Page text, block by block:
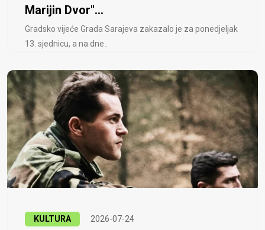
Marijin Dvor"...
Gradsko vijeće Grada Sarajeva zakazalo je za ponedjeljak
13. sjednicu, a na dne..
KULTURA 2026-07-24